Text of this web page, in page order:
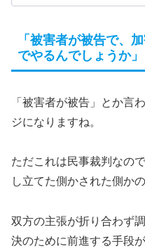
「被害者が被告で、
でやるんでしょうか」
「被害者が被告」とか言
ジになりますね。
ただこれは民事裁判なの
し立てた側かされた側かの
双方の主張が折り合わず
決のために前進する手段